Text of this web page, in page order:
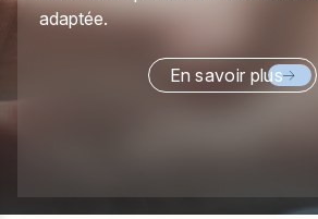
adaptée.
En savoir plus